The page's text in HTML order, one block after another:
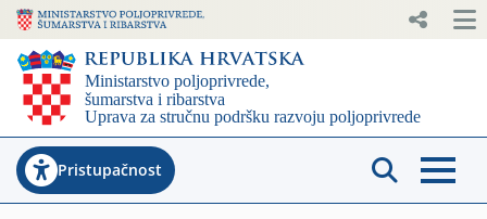
Pristupačnost